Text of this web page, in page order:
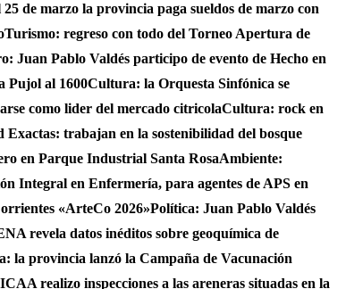
25 de marzo la provincia paga sueldos de marzo con
Turismo: regreso con todo del Torneo Apertura de
Juan Pablo Valdés participo de evento de Hecho en
Pujol al 1600Cultura: la Orquesta Sinfónica se
como lider del mercado citricolaCultura: rock en
trabajan en la sostenibilidad del bosque
en Parque Industrial Santa RosaAmbiente:
Integral en Enfermería, para agentes de APS en
«ArteCo 2026»Política: Juan Pablo Valdés
revela datos inéditos sobre geoquímica de
la provincia lanzó la Campaña de Vacunación
realizo inspecciones a las areneras situadas en la